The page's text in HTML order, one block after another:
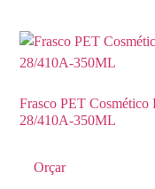
Frasco PET Cosmético
28/410A-350ML
Orçar